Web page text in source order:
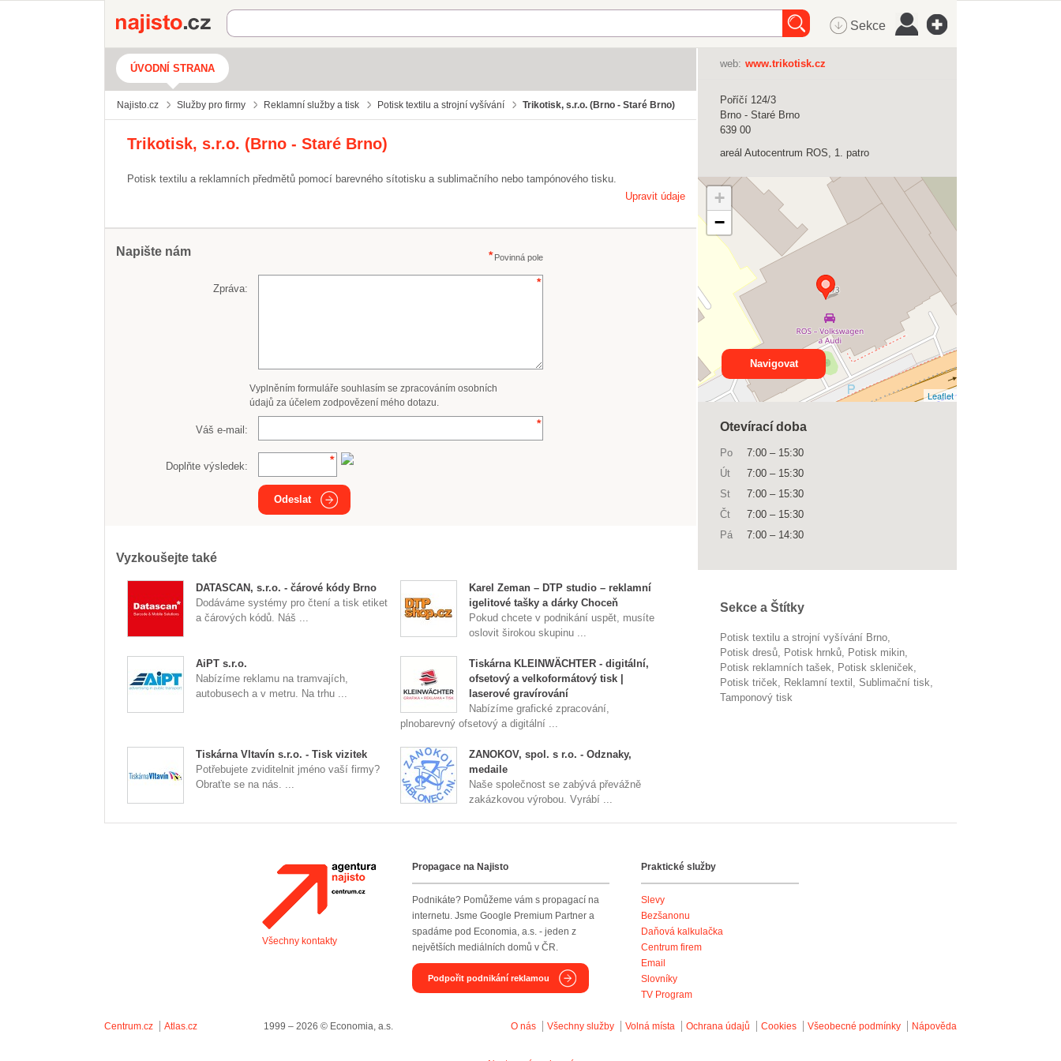
Najisto.cz Sekce
ÚVODNÍ STRANA
Najisto.cz Služby pro firmy Reklamní služby a tisk Potisk textilu a strojní vyšívání Trikotisk, s.r.o. (Brno - Staré Brno)
Trikotisk, s.r.o. (Brno - Staré Brno)
Potisk textilu a reklamních předmětů pomocí barevného sítotisku a sublimačního nebo tampónového tisku.
Upravit údaje
Napište nám Povinná pole
Zpráva:
Vyplněním formuláře souhlasím se zpracováním osobních
údajů za účelem zodpovězení mého dotazu.
Váš e-mail:
Doplňte výsledek:
Odeslat
Vyzkoušejte také
DATASCAN, s.r.o. - čárové kódy Brno
Dodáváme systémy pro čtení a tisk etiket
a čárových kódů. Náš ...
Karel Zeman – DTP studio – reklamní
igelitové tašky a dárky Choceň
Pokud chcete v podnikání uspět, musíte
oslovit širokou skupinu ...
AiPT s.r.o.
Nabízíme reklamu na tramvajích,
autobusech a v metru. Na trhu ...
Tiskárna KLEINWÄCHTER - digitální,
ofsetový a velkoformátový tisk |
laserové gravírování
Nabízíme grafické zpracování,
plnobarevný ofsetový a digitální ...
Tiskárna Vltavín s.r.o. - Tisk vizitek
Potřebujete zviditelnit jméno vaší firmy?
Obraťte se na nás. ...
ZANOKOV, spol. s r.o. - Odznaky,
medaile
Naše společnost se zabývá převážně
zakázkovou výrobou. Vyrábí ...
web: www.trikotisk.cz
Poříčí 124/3
Brno - Staré Brno
639 00
areál Autocentrum ROS, 1. patro
+
−
Leaflet
Navigovat
Otevírací doba
Po 7:00 – 15:30
Út
7:00 – 15:30
St
7:00 – 15:30
Čt
7:00 – 15:30
Pá
7:00 – 14:30
Sekce a Štítky
Potisk textilu a strojní vyšívání Brno
potisk dresů
potisk hrnků
potisk mikin
potisk reklamních tašek
potisk skleniček
potisk triček
reklamní textil
sublimační tisk
tamponový tisk
Agentura Najisto
Všechny kontakty
Propagace na Najisto
Podnikáte? Pomůžeme vám s propagací na
internetu. Jsme Google Premium Partner a
spadáme pod Economia, a.s. - jeden z
největších mediálních domů v ČR.
Podpořit podnikání reklamou
Praktické služby
Slevy
Bezšanonu
Daňová kalkulačka
Centrum firem
Email
Slovníky
TV Program
Centrum.cz Atlas.cz 1999 – 2026 © Economia, a.s. O nás Všechny služby Volná místa Ochrana údajů Cookies Všeobecné podmínky Nápověda